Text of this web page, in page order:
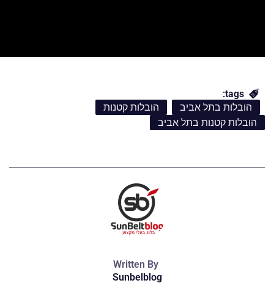
tags:
הובלות בתל אביב
הובלות קטנות
הובלות קטנות בתל אביב
Written By
Sunbelblog